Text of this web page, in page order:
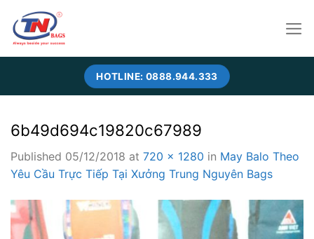
content
HOTLINE: 0888.944.333
6b49d694c19820c67989
Published 05/12/2018 at 720 × 1280 in May Balo Theo
Yêu Cầu Trực Tiếp Tại Xưởng Trung Nguyên Bags